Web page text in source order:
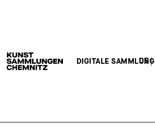
DE
DIGITALE SAMMLUNG